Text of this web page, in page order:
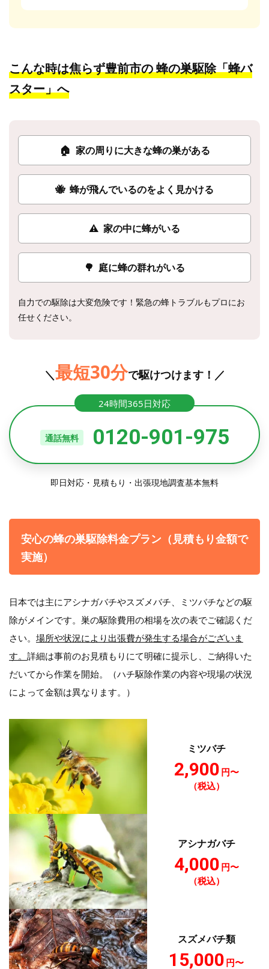
こんな時は焦らず豊前市の蜂の巣駆除「蜂バ
スター」へ
🏠 家の周りに大きな蜂の巣がある
🐝 蜂が飛んでいるのをよく見かける
⚠ 家の中に蜂がいる
🌳 庭に蜂の群れがいる
自力での駆除は大変危険です！緊急の蜂トラブルもプロにお
任せください。
＼最短30分で駆けつけます！／
24時間365日対応
通話無料 0120-901-975
即日対応・見積もり・出張現地調査基本無料
安心の蜂の巣駆除料金プラン（見積もり金額で
実施）
日本では主にアシナガバチやスズメバチ、ミツバチなどの駆
除がメインです。巣の駆除費用の相場を次の表でご確認くだ
さい。 場所や状況により出張費が発生する場合がございま
す。 詳細は事前のお見積もりにて明確に提示し、ご納得いた
だいてから作業を開始。（ハチ駆除作業の内容や現場の状況
によって金額は異なります。）
ミツバチ
2,900 円〜
（税込）
アシナガバチ
4,000 円〜
（税込）
スズメバチ類
15,000 円〜